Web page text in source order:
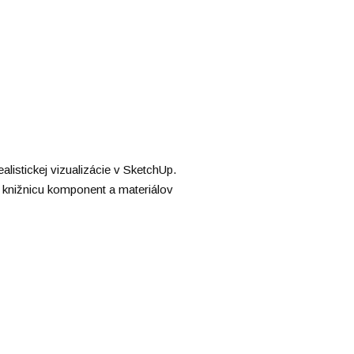
vizualizácie v SketchUp.
komponent a materiálov